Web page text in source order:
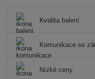
Kvalita balení
Komunikace se
Nízké ceny